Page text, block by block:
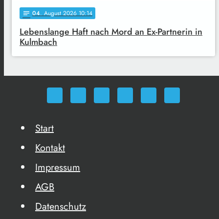
notes 04. August 2026 10:14
Lebenslange Haft nach Mord an Ex-Partnerin in
Kulmbach
Start
Kontakt
Impressum
AGB
Datenschutz